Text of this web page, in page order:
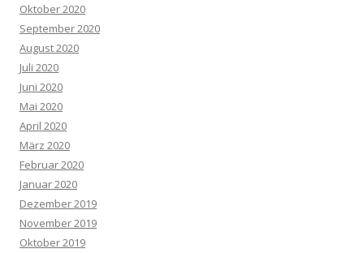
Oktober 2020
September 2020
August 2020
Juli 2020
Juni 2020
Mai 2020
April 2020
März 2020
Februar 2020
Januar 2020
Dezember 2019
November 2019
Oktober 2019